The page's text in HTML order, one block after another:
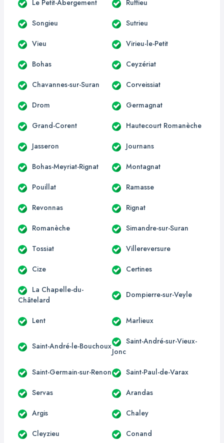
Le Petit-Abergement Ruffieu
Songieu Sutrieu
Vieu Virieu-le-Petit
Bohas Ceyzériat
Chavannes-sur-Suran Corveissiat
Drom Germagnat
Grand-Corent Hautecourt Romanèche
Jasseron Journans
Bohas-Meyriat-Rignat Montagnat
Pouillat Ramasse
Revonnas Rignat
Romanèche Simandre-sur-Suran
Tossiat Villereversure
Cize Certines
La Chapelle-du-
Châtelard
Dompierre-sur-Veyle
Lent Marlieux
Saint-André-le-Bouchoux
Saint-André-sur-Vieux-
Jonc
Saint-Germain-sur-Renon Saint-Paul-de-Varax
Servas Arandas
Argis Chaley
Cleyzieu Conand